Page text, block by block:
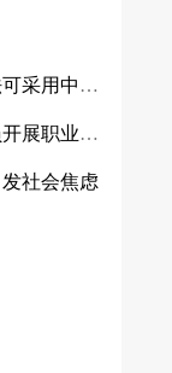
、放血疗法等
盖、全员知晓
社会焦虑